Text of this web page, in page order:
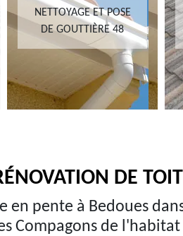
NETTOYAGE ET POSE
DE GOUTTIÈRE 48
DE
en pente à Bedoues
Compagons de